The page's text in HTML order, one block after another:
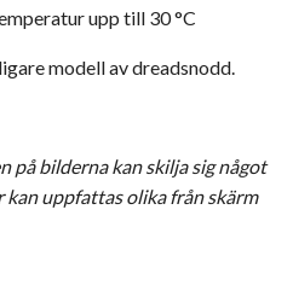
upp till 30 °C
modell av dreadsnodd.
på bilderna kan skilja sig något
uppfattas olika från skärm